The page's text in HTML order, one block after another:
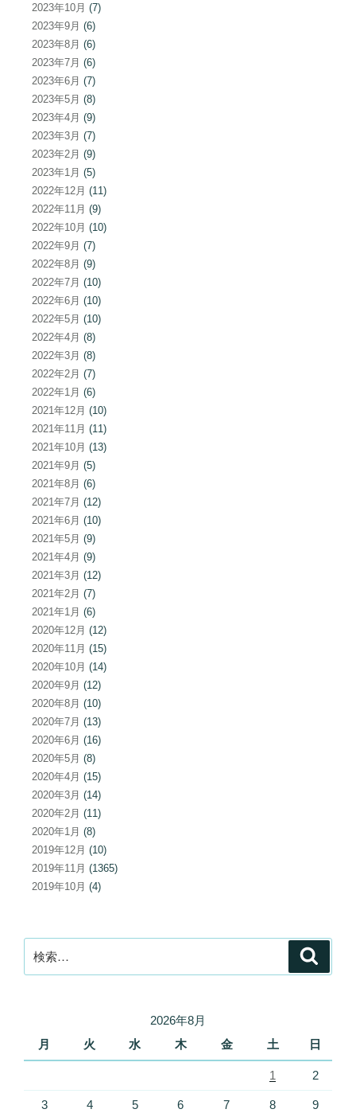
2023年10月 (7)
2023年9月 (6)
2023年8月 (6)
2023年7月 (6)
2023年6月 (7)
2023年5月 (8)
2023年4月 (9)
2023年3月 (7)
2023年2月 (9)
2023年1月 (5)
2022年12月 (11)
2022年11月 (9)
2022年10月 (10)
2022年9月 (7)
2022年8月 (9)
2022年7月 (10)
2022年6月 (10)
2022年5月 (10)
2022年4月 (8)
2022年3月 (8)
2022年2月 (7)
2022年1月 (6)
2021年12月 (10)
2021年11月 (11)
2021年10月 (13)
2021年9月 (5)
2021年8月 (6)
2021年7月 (12)
2021年6月 (10)
2021年5月 (9)
2021年4月 (9)
2021年3月 (12)
2021年2月 (7)
2021年1月 (6)
2020年12月 (12)
2020年11月 (15)
2020年10月 (14)
2020年9月 (12)
2020年8月 (10)
2020年7月 (13)
2020年6月 (16)
2020年5月 (8)
2020年4月 (15)
2020年3月 (14)
2020年2月 (11)
2020年1月 (8)
2019年12月 (10)
2019年11月 (1365)
2019年10月 (4)
索:
2026年8月
月
火 水 木 金 土 日
1 2
3 4 5 6 7 8 9